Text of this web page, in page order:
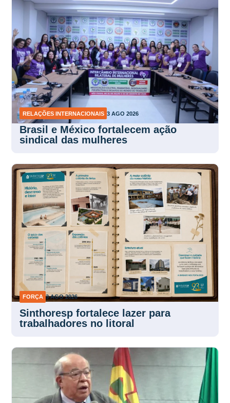
RELAÇÕES INTERNACIONAIS 3 AGO 2026
Brasil e México fortalecem ação
sindical das mulheres
FORÇA 3 AGO 2026
Sinthoresp fortalece lazer para
trabalhadores no litoral